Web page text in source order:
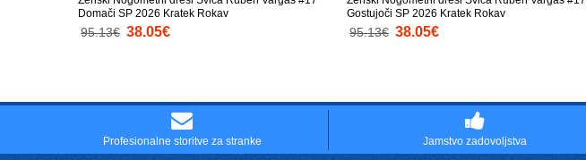
Domači SP 2026 Kratek Rokav
95.13€ 38.05€
Gostujoči SP 2026 Kratek Rokav
95.13€ 38.05€
Profesionalne storitve za stranke Jamstvo zadovoljstva